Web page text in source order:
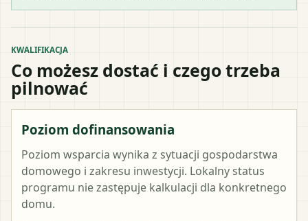
KWALIFIKACJA
Co możesz dostać i czego trzeba
pilnować
Poziom dofinansowania
Poziom wsparcia wynika z sytuacji gospodarstwa
domowego i zakresu inwestycji. Lokalny status
programu nie zastępuje kalkulacji dla konkretnego
domu.